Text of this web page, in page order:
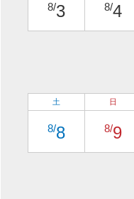
8/3 8/4
土
8/8
日
8/9